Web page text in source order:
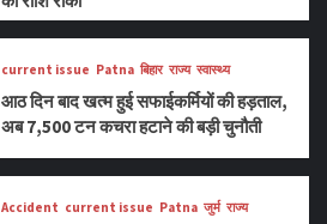
current issue Patna बिहार राज्य स्वास्थ्य
आठ दिन बाद खत्म हुई सफाईकर्मियों की हड़ताल,
अब 7,500 टन कचरा हटाने की बड़ी चुनौती
Accident current issue Patna जुर्म राज्य